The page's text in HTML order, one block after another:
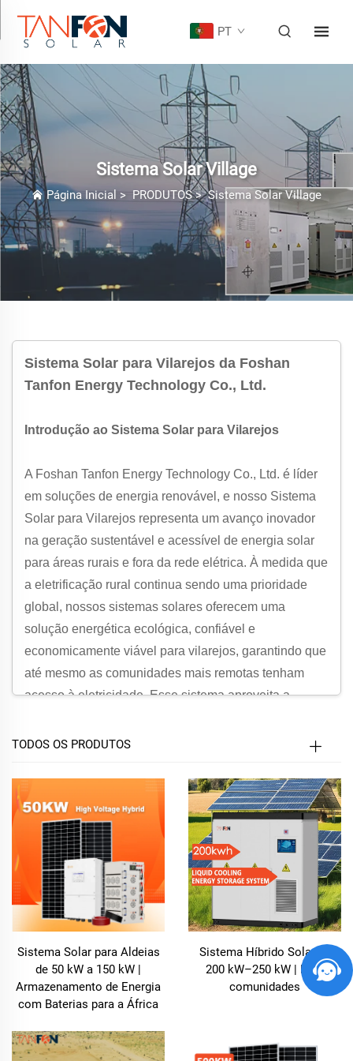
PT
Sistema Solar Village
Página Inicial > PRODUTOS>Sistema Solar Village
Sistema Solar para Vilarejos da Foshan
Tanfon Energy Technology Co., Ltd.
Introdução ao Sistema Solar para Vilarejos
A Foshan Tanfon Energy Technology Co., Ltd. é líder
em soluções de energia renovável, e nosso Sistema
Solar para Vilarejos representa um avanço inovador
na geração sustentável e acessível de energia solar
para áreas rurais e fora da rede elétrica. À medida que
a eletrificação rural continua sendo uma prioridade
global, nossos sistemas solares oferecem uma
solução energética ecológica, confiável e
economicamente viável para vilarejos, garantindo que
até mesmo as comunidades mais remotas tenham
acesso à eletricidade. Esse sistema aproveita a
independência em relação às redes elétricas instáveis
Nosso Sistema Solar para Vilarejos foi projetado
especificamente para atender às demandas
energéticas de residências, empresas e instituições
rurais, fornecendo uma fonte de energia confiável,
fácil de instalar e manter. Com uma abordagem
integrada à produção, armazenamento e gestão de
energia, esse sistema solar permite que vilarejos
ambiental mínimo.
Vilarejos
TODOS OS PRODUTOS
Sistema Solar para Aldeias
de 50 kW a 150 kW |
Armazenamento de Energia
com Baterias para a África
Sistema Híbrido Solar de
200 kW–250 kW | Para
comunidades